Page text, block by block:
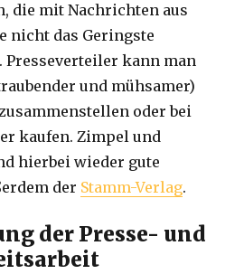
die mit Nachrichten aus
nicht das Geringste
Presseverteiler kann man
und mühsamer)
oder bei
kaufen. Zimpel und
hierbei wieder gute
der Stamm-Verlag.
der Presse- und